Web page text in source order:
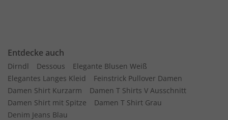
Entdecke auch
Dirndl Dessous
Elegante Blusen Weiß
Elegantes Langes Kleid
Feinstrick Pullover Damen
Damen Shirt Kurzarm
Damen T Shirts V Ausschnitt
Damen Shirt mit Spitze
Damen T Shirt Grau
Denim Jeans Blau